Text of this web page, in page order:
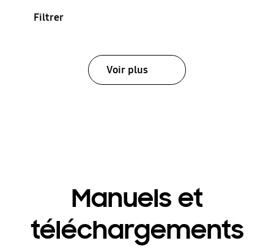
Filtrer
Voir plus
Manuels et
téléchargements